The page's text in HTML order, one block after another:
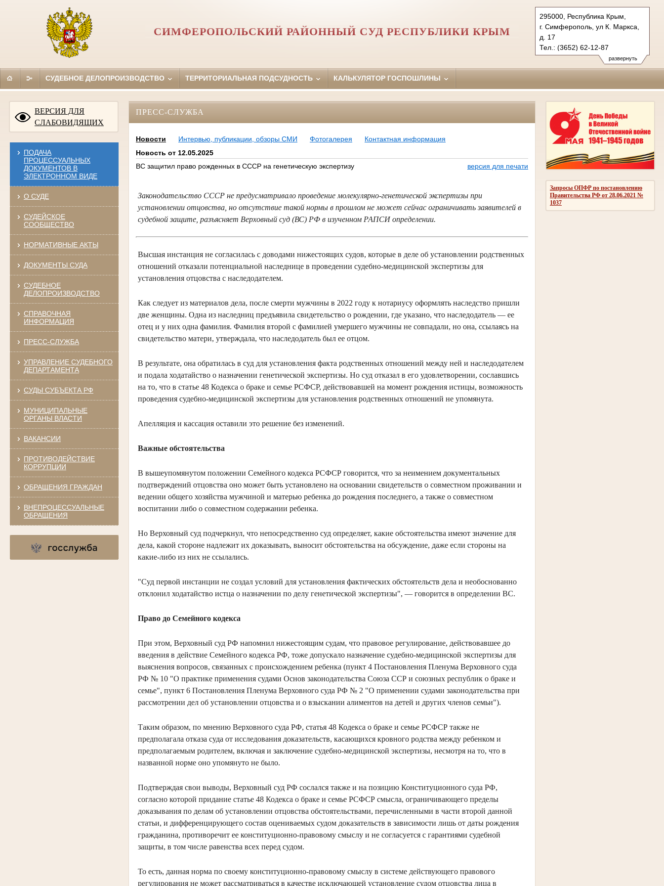
развернуть
295000, Республика Крым,
г. Симферополь, ул К. Маркса,
д. 17
Тел.: (3652) 62-12-87
simpheropolskiy.krm@sudrf.ru
СИМФЕРОПОЛЬСКИЙ РАЙОННЫЙ СУД РЕСПУБЛИКИ КРЫМ
СУДЕБНОЕ ДЕЛОПРОИЗВОДСТВО ТЕРРИТОРИАЛЬНАЯ ПОДСУДНОСТЬ КАЛЬКУЛЯТОР ГОСПОШЛИНЫ
ВЕРСИЯ ДЛЯ
СЛАБОВИДЯЩИХ
ПОДАЧА
ПРОЦЕССУАЛЬНЫХ
ДОКУМЕНТОВ В
ЭЛЕКТРОННОМ ВИДЕ
О СУДЕ
СУДЕЙСКОЕ
СООБЩЕСТВО
НОРМАТИВНЫЕ АКТЫ
ДОКУМЕНТЫ СУДА
СУДЕБНОЕ
ДЕЛОПРОИЗВОДСТВО
СПРАВОЧНАЯ
ИНФОРМАЦИЯ
ПРЕСС-СЛУЖБА
УПРАВЛЕНИЕ СУДЕБНОГО
ДЕПАРТАМЕНТА
СУДЫ СУБЪЕКТА РФ
МУНИЦИПАЛЬНЫЕ
ОРГАНЫ ВЛАСТИ
ВАКАНСИИ
ПРОТИВОДЕЙСТВИЕ
КОРРУПЦИИ
ОБРАЩЕНИЯ ГРАЖДАН
ВНЕПРОЦЕССУАЛЬНЫЕ
ОБРАЩЕНИЯ
Запросы ОПФР по постановлению
Правительства РФ от 28.06.2021 №
1037
ПРЕСС-СЛУЖБА
Новости Интервью, публикации, обзоры СМИ Фотогалерея
Контактная информация
Новость от 12.05.2025
ВС защитил право рожденных в СССР на генетическую экспертизу
версия для печати
Законодательство СССР не предусматривало проведение молекулярно-генетической экспертизы при
установлении отцовства, но отсутствие такой нормы в прошлом не может сейчас ограничивать заявителей в
судебной защите, разъясняет Верховный суд (ВС) РФ в изученном РАПСИ определении.
Высшая инстанция не согласилась с доводами нижестоящих судов, которые в деле об установлении родственных
отношений отказали потенциальной наследнице в проведении судебно-медицинской экспертизы для
установления отцовства с наследодателем.
Как следует из материалов дела, после смерти мужчины в 2022 году к нотариусу оформлять наследство пришли
две женщины. Одна из наследниц предъявила свидетельство о рождении, где указано, что наследодатель — ее
отец и у них одна фамилия. Фамилия второй с фамилией умершего мужчины не совпадали, но она, ссылаясь на
свидетельство матери, утверждала, что наследодатель был ее отцом.
В результате, она обратилась в суд для установления факта родственных отношений между ней и наследодателем
и подала ходатайство о назначении генетической экспертизы. Но суд отказал в его удовлетворении, сославшись
на то, что в статье 48 Кодекса о браке и семье РСФСР, действовавшей на момент рождения истицы, возможность
проведения судебно-медицинской экспертизы для установления родственных отношений не упомянута.
Апелляция и кассация оставили это решение без изменений.
Важные обстоятельства
В вышеупомянутом положении Семейного кодекса РСФСР говорится, что за неимением документальных
подтверждений отцовства оно может быть установлено на основании свидетельств о совместном проживании и
ведении общего хозяйства мужчиной и матерью ребенка до рождения последнего, а также о совместном
воспитании либо о совместном содержании ребенка.
Но Верховный суд подчеркнул, что непосредственно суд определяет, какие обстоятельства имеют значение для
дела, какой стороне надлежит их доказывать, выносит обстоятельства на обсуждение, даже если стороны на
какие-либо из них не ссылались.
"Суд первой инстанции не создал условий для установления фактических обстоятельств дела и необоснованно
отклонил ходатайство истца о назначении по делу генетической экспертизы", — говорится в определении ВС.
Право до Семейного кодекса
При этом, Верховный суд РФ напомнил нижестоящим судам, что правовое регулирование, действовавшее до
введения в действие Семейного кодекса РФ, тоже допускало назначение судебно-медицинской экспертизы для
выяснения вопросов, связанных с происхождением ребенка (пункт 4 Постановления Пленума Верховного суда
РФ № 10 "О практике применения судами Основ законодательства Союза ССР и союзных республик о браке и
семье", пункт 6 Постановления Пленума Верховного суда РФ № 2 "О применении судами законодательства при
рассмотрении дел об установлении отцовства и о взыскании алиментов на детей и других членов семьи").
Таким образом, по мнению Верховного суда РФ, статья 48 Кодекса о браке и семье РСФСР также не
предполагала отказа суда от исследования доказательств, касающихся кровного родства между ребенком и
предполагаемым родителем, включая и заключение судебно-медицинской экспертизы, несмотря на то, что в
названной норме оно упомянуто не было.
Подтверждая свои выводы, Верховный суд РФ сослался также и на позицию Конституционного суда РФ,
согласно которой придание статье 48 Кодекса о браке и семье РСФСР смысла, ограничивающего пределы
доказывания по делам об установлении отцовства обстоятельствами, перечисленными в части второй данной
статьи, и дифференцирующего состав оцениваемых судом доказательств в зависимости лишь от даты рождения
гражданина, противоречит ее конституционно-правовому смыслу и не согласуется с гарантиями судебной
защиты, в том числе равенства всех перед судом.
То есть, данная норма по своему конституционно-правовому смыслу в системе действующего правового
регулирования не может рассматриваться в качестве исключающей установление судом отцовства лица в